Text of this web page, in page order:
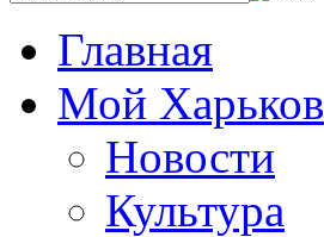
Главная
Мой Харьков
Новости
Культура